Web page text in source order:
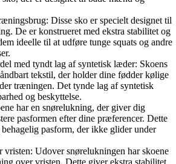
Disse sko er specielt designet til
De er konstrueret med ekstra stabilitet og
ideelle til at udføre tunge squats og andre
med tyndt lag af syntetisk læder: Skoens
tekstil, der holder dine fødder kølige
træningen. Det tynde lag af syntetisk
og beskyttelse.
har en snørelukning, der giver dig
pasformen efter dine præferencer. Dette
pasform, der ikke glider under
Udover snørelukningen har skoene
over vristen. Dette giver ekstra stabilitet